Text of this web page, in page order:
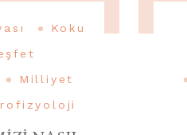
Koku
Milliyet